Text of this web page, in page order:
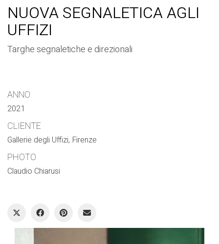
NUOVA SEGNALETICA AGLI
UFFIZI
Targhe segnaletiche e direzionali
ANNO
2021
CLIENTE
Gallerie degli Uffizi, Firenze
PHOTO
Claudio Chiarusi